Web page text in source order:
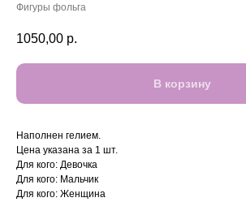
Фигуры фольга
1050,00 р.
В корзину
Наполнен гелием.
Цена указана за 1 шт.
Для кого: Девочка
Для кого: Мальчик
Для кого: Женщина